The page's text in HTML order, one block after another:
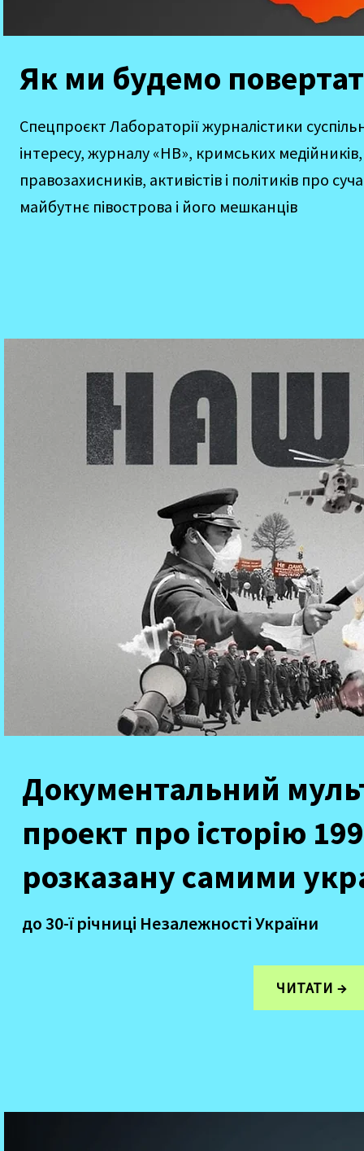
Як ми будемо
Спецпроєкт Лабораторії журналістики
інтересу, журналу «НВ», кримських медійників,
правозахисників, активістів і політиків про
майбутнє півострова і його мешканців
Документальний
проект про історію
розказану самими
до 30-ї річниці Незалежності України
ЧИТАТИ →